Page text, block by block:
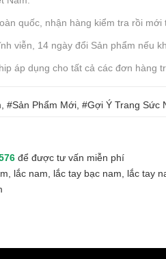
quốc, nhận hàng kiểm tra rồi mới
viễn, 14 ngày đổi Sản phẩm nếu
áp dụng cho tất cả các đơn hàng
#Sản Phẩm Mới, #Gợi Ý Trang Sức
để được tư vấn miễn phí
lắc nam lắc tay bạc nam lắc tay